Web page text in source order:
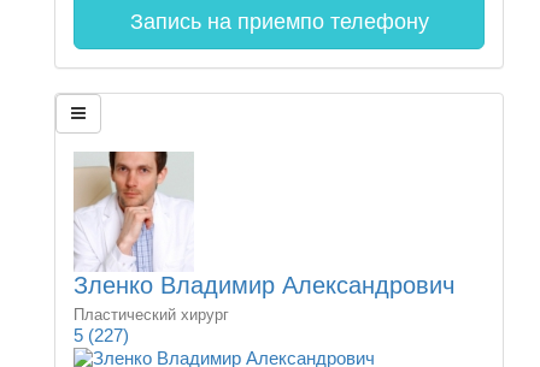
Запись на приемпо телефону
Зленко Владимир Александрович
Пластический хирург
5 (227)